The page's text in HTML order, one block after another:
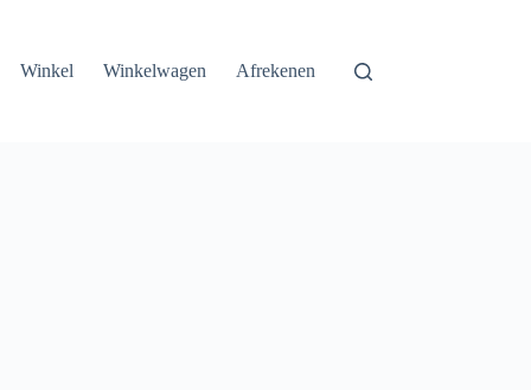
Winkel Winkelwagen Afrekenen